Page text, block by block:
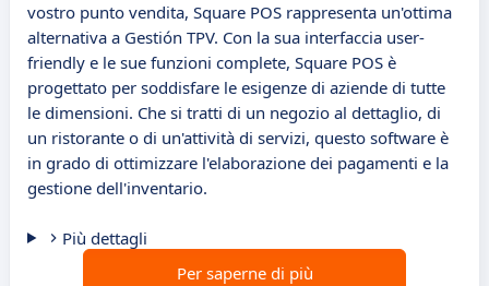
vostro punto vendita, Square POS rappresenta un'ottima
alternativa a Gestión TPV. Con la sua interfaccia user-
friendly e le sue funzioni complete, Square POS è
progettato per soddisfare le esigenze di aziende di tutte
le dimensioni. Che si tratti di un negozio al dettaglio, di
un ristorante o di un'attività di servizi, questo software è
in grado di ottimizzare l'elaborazione dei pagamenti e la
gestione dell'inventario.
Più dettagli
Per saperne di più